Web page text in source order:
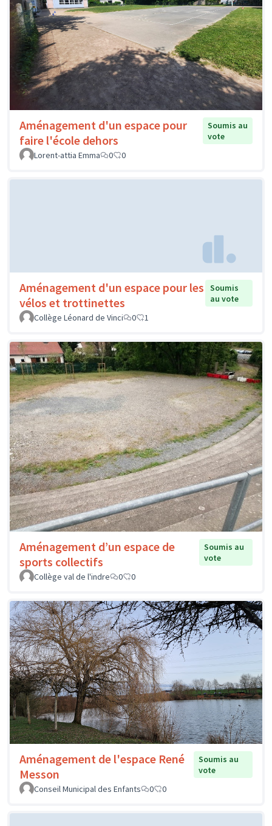
Aménagement d'un espace pour
faire l'école dehors
Soumis au
vote
Lorent-attia Emma
0 0
Aménagement d'un espace pour les
vélos et trottinettes
Soumis
au vote
Collège Léonard de Vinci
0 1
Aménagement d’un espace de
sports collectifs
Soumis au
vote
Collège val de l'indre
0 0
Aménagement de l'espace René
Messon
Soumis au
vote
Conseil Municipal des Enfants
0 0